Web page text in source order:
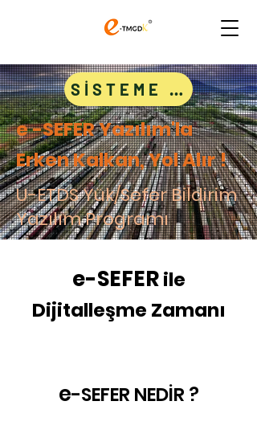
SİSTEME GİRİŞ
e -SEFER Yazılım'la
Erken Kalkan, Yol Alır !
U-ETDS Yük/Sefer Bildirim
Yazılım Programı
e-SEFERile
Dijitalleşme Zamanı
e-SEFER NEDİR ?